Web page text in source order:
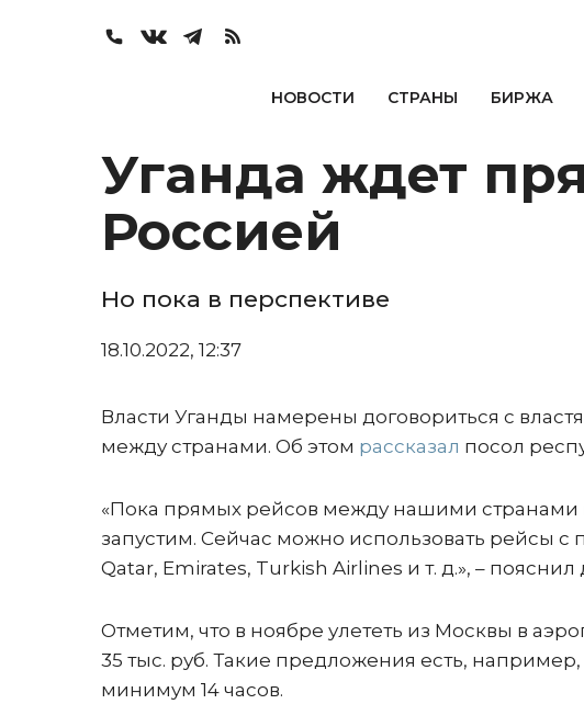
НОВОСТИ СТРАНЫ БИРЖА
Уганда ждет
Россией
Но пока в перспективе
18.10.2022, 12:37
Власти Уганды намерены договориться с
между странами. Об этом рассказал посол
«Пока прямых рейсов между нашими странами
запустим. Сейчас можно использовать рейсы
Qatar, Emirates, Turkish Airlines и т. д.», – пояснил
Отметим, что в ноябре улететь из Москвы в
35 тыс. руб. Такие предложения есть,
минимум 14 часов.